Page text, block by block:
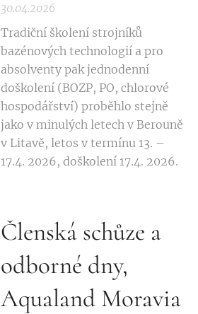
30.04.2026
Tradiční školení strojníků
bazénových technologií a pro
absolventy pak jednodenní
doškolení (BOZP, PO, chlorové
hospodářství) proběhlo stejně
jako v minulých letech v Berouně
v Litavě, letos v termínu 13. –
17.4. 2026, doškolení 17.4. 2026.
Členská schůze a
odborné dny,
Aqualand Moravia